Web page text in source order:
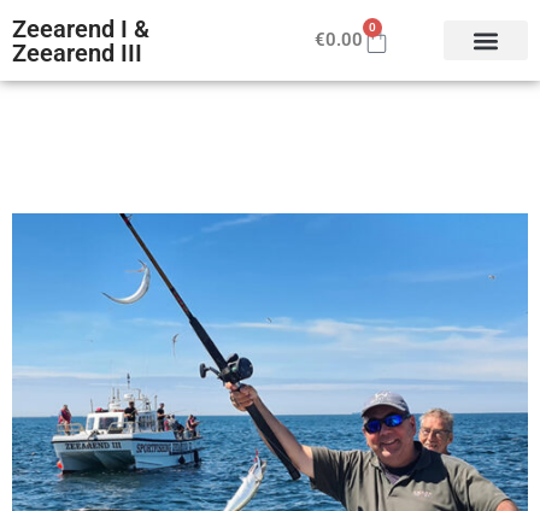
Zeearend I &
Zeearend III
€0.00
0